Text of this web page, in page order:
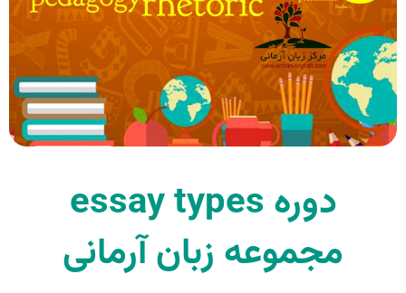
دوره essay types
مجموعه زبان آرمانی